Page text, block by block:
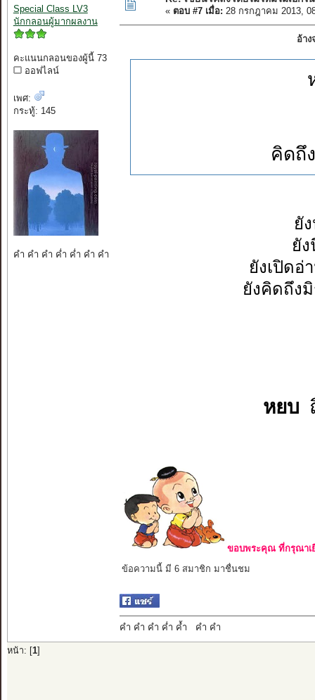
Special Class LV3
นักกลอนผู้มากผลงาน
คะแนนกลอนของผู้นี้ 73
ออฟไลน์
เพศ:
กระทู้: 145
คำ คำ คำ ค่ำ ค่ำ คำ คำ
« ตอบ #7 เมื่อ: 28 กรกฎาคม 2013,
อ้า
คิดถึ
ยั
ยั
ยังเปิ
ยังคิดถึ
หยบ
ขอบพระคุณ ที่กรุณาเ
ข้อความนี้ มี 6 สมาชิก มาชื่นชม
คำ คำ คำ ค่ำ ค้ำ คำ คำ
หน้า: [ 1]